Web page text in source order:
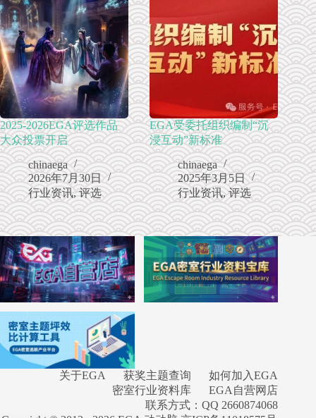
2025-2026EGA评选作品
大众投票开启
chinaega
2026年7月30日
行业资讯,评选
EGA受委托组织编制“沉
浸互动”新标准
chinaega
2025年3月5日
行业资讯,评选
关于EGA 获奖主题查询
如何加入EGA
密室行业资料库
EGA自营网店
联系方式：QQ 2660874068